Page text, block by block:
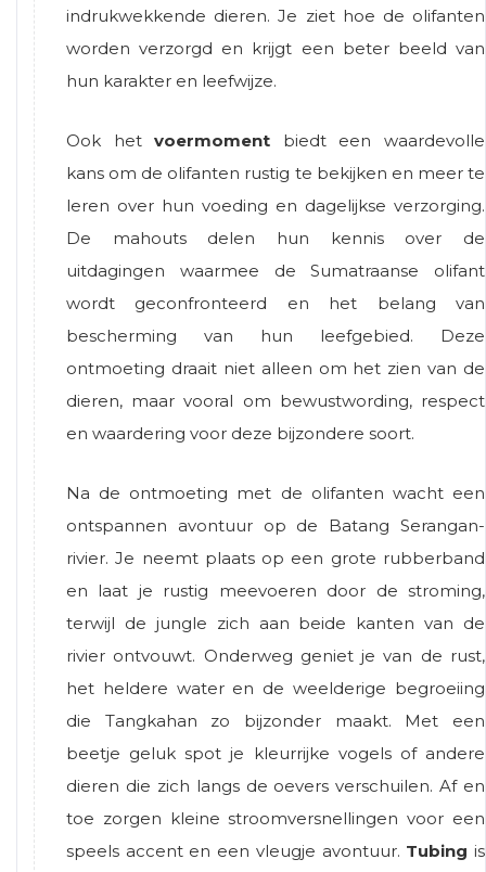
indrukwekkende dieren. Je ziet hoe de olifanten
worden verzorgd en krijgt een beter beeld van
hun karakter en leefwijze.
Ook hetvoermoment biedt een waardevolle
kans om de olifanten rustig te bekijken en meer te
leren over hun voeding en dagelijkse verzorging.
De mahouts delen hun kennis over de
uitdagingen waarmee de Sumatraanse olifant
wordt geconfronteerd en het belang van
bescherming van hun leefgebied. Deze
ontmoeting draait niet alleen om het zien van de
dieren, maar vooral om bewustwording, respect
en waardering voor deze bijzondere soort.
Na de ontmoeting met de olifanten wacht een
ontspannen avontuur op de Batang Serangan-
rivier. Je neemt plaats op een grote rubberband
en laat je rustig meevoeren door de stroming,
terwijl de jungle zich aan beide kanten van de
rivier ontvouwt. Onderweg geniet je van de rust,
het heldere water en de weelderige begroeiing
die Tangkahan zo bijzonder maakt. Met een
beetje geluk spot je kleurrijke vogels of andere
dieren die zich langs de oevers verschuilen. Af en
toe zorgen kleine stroomversnellingen voor een
speels accent en een vleugje avontuur. Tubing is